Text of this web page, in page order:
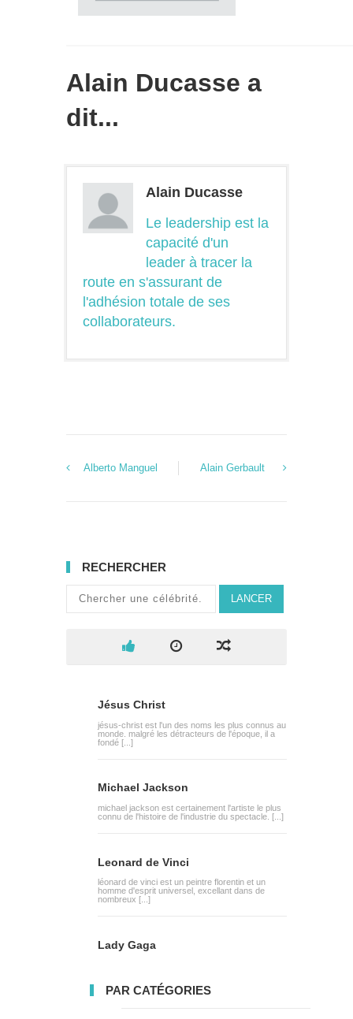
Alain Ducasse a
dit...
Alain Ducasse
Le leadership est la
capacité d'un
leader à tracer la
route en s'assurant de
l'adhésion totale de ses
collaborateurs.
Alberto Manguel Alain Gerbault
RECHERCHER
LANCER
Jésus Christ
jésus-christ est l'un des noms les plus connus au
monde. malgré les détracteurs de l'époque, il a
fondé [...]
Michael Jackson
michael jackson est certainement l'artiste le plus
connu de l'histoire de l'industrie du spectacle. [...]
Leonard de Vinci
léonard de vinci est un peintre florentin et un
homme d'esprit universel, excellant dans de
nombreux [...]
Lady Gaga
PAR CATÉGORIES